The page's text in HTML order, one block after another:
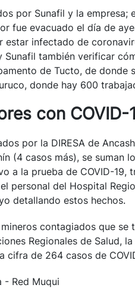
por Sunafil y la
fue evacuado el día de
estar infectado de
Sunafil también verificar
de Tucto, de
donde hay 600
con COVID-
por la DIRESA de
(4 casos más), se suman
a la prueba de COVID-
personal del Hospital
detallando estos hechos.
contagiados que se
Regionales de Salud,
cifra de 264 casos de
- Red Muqui